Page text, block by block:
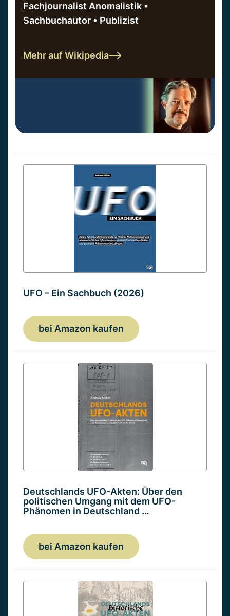
Fachjournalist Anomalistik •
Sachbuchautor • Publizist
Mehr auf Wikipedia
UFO – Ein Sachbuch (2026)
bei Amazon kaufen
Deutschlands UFO-Akten: Über den
politischen Umgang mit dem UFO-
Phänomen in Deutschland …
bei Amazon kaufen